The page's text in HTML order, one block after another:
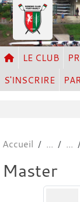
LE CLUB
S'INSCRIRE
Accueil
Master
Panneau de